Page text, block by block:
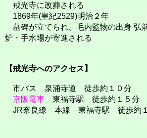
戒光寺に改葬される
1869年(皇紀2529)明治２年
墓碑が立てられ、毛内監物の出身 弘
炉・手水場が寄進される
【戒光寺へのアクセス】
市バス 泉涌寺道 徒歩約１０分
京阪電車 東福寺駅 徒歩約１５分
JR奈良線 本線 東福寺駅 徒歩約